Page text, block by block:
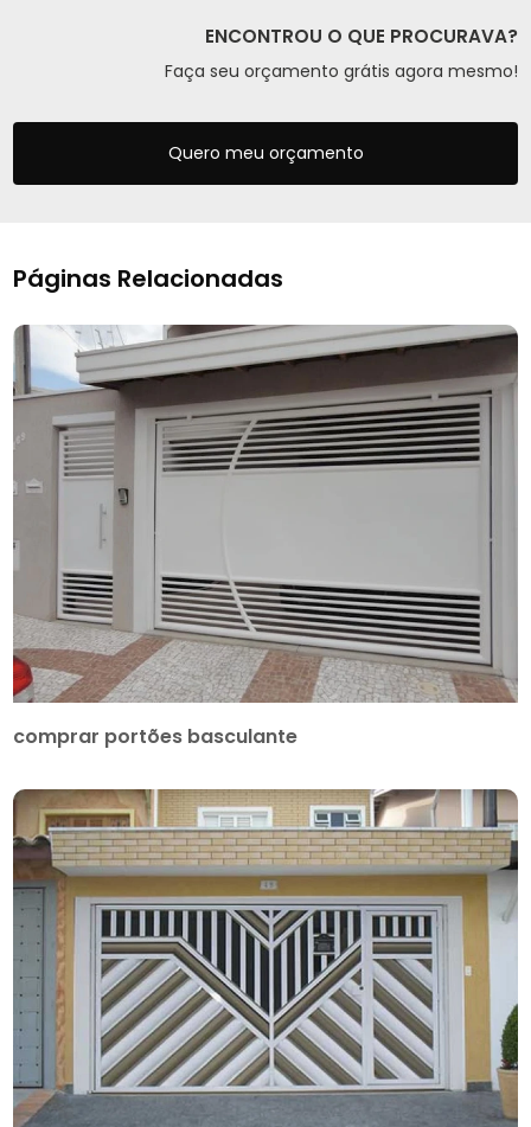
ENCONTROU O QUE PROCURAVA?
Faça seu orçamento grátis agora mesmo!
Quero meu orçamento
Páginas Relacionadas
comprar portões basculante